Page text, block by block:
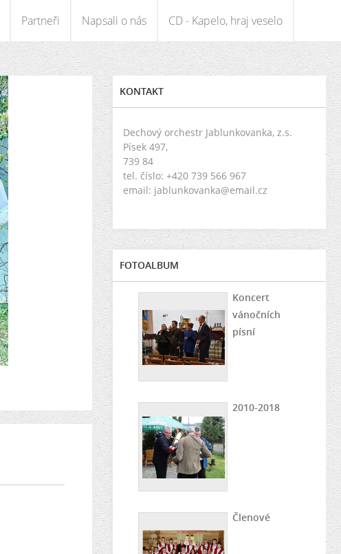
Partneři Napsali o nás CD - Kapelo, hraj veselo
KONTAKT
Dechový orchestr Jablunkovanka, z.s.
Písek 497,
739 84
tel. číslo: +420 739 566 967
email: jablunkovanka@email.cz
FOTOALBUM
Koncert
vánočních
písní
2010-2018
Členové